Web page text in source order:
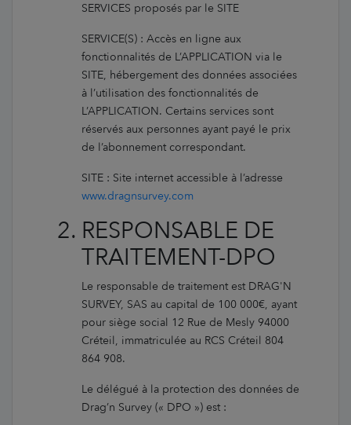
SERVICES proposés par le SITE
SERVICE(S) : Accès en ligne aux
fonctionnalités de L’APPLICATION via le
SITE, hébergement des données associées
à l’utilisation des fonctionnalités de
L’APPLICATION. Certains services sont
réservés aux personnes ayant payé le prix
de l’abonnement correspondant.
SITE : Site internet accessible à l’adresse
www.dragnsurvey.com
RESPONSABLE DE
TRAITEMENT-DPO
Le responsable de traitement est DRAG'N
SURVEY, SAS au capital de 100 000€, ayant
pour siège social 12 Rue de Mesly 94000
Créteil, immatriculée au RCS Créteil 804
864 908.
Le délégué à la protection des données de
Drag’n Survey (« DPO ») est :